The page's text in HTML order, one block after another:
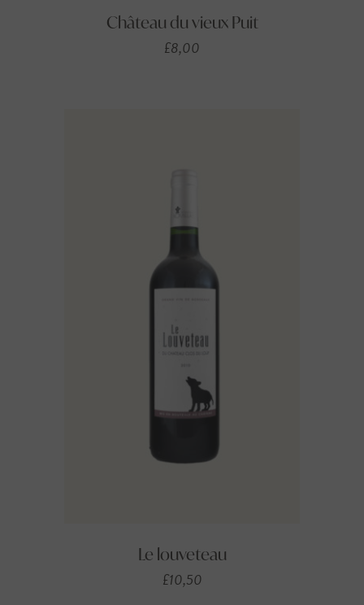
Château du vieux Puit
£8,00
Le louveteau
£10,50